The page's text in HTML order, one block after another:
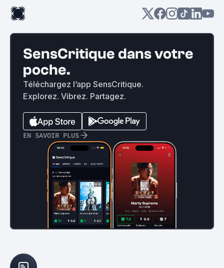
SensCritique dans votre
poche.
Téléchargez l’app SensCritique.
Explorez. Vibrez. Partagez.
EN SAVOIR PLUS